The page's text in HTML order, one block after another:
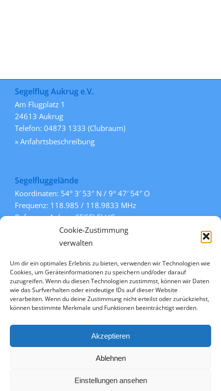
Cookie-Zustimmung
verwalten
Um dir ein optimales Erlebnis zu bieten, verwenden wir Technologien wie
Cookies, um Geräteinformationen zu speichern und/oder darauf
zuzugreifen. Wenn du diesen Technologien zustimmst, können wir Daten
wie das Surfverhalten oder eindeutige IDs auf dieser Website
verarbeiten. Wenn du deine Zustimmung nicht erteilst oder zurückziehst,
können bestimmte Merkmale und Funktionen beeinträchtigt werden.
Akzeptieren
Ablehnen
Einstellungen ansehen
Segelflug Aukrug e.V.
Am Flugplatz 1
24613 Aukrug
Telefon: 04873 1333 (Clubraum)
» Anfahrtsbeschreibung
Segelfluggelände
Koordinaten: 54° 3′ 53″ N / 9° 47′ 54″ O
Frequenz: 118.985 / 118.9833 MHz
Rufname: Aukrug SEGELFLUG
Pisten: 108° / 288° (Gras)
» mehr Informationen
Links
» Kontakt
» Datenschutz
2026 Segelflug Aukrug e.V. | All Rights Reserved